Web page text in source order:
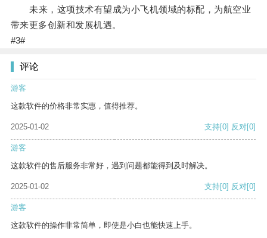
未来，这项技术有望成为小飞机领域的标配，为航空业
带来更多创新和发展机遇。
#3#
评论
游客
这款软件的价格非常实惠，值得推荐。
2025-01-02 支持[0] 反对[0]
游客
这款软件的售后服务非常好，遇到问题都能得到及时解决。
2025-01-02 支持[0] 反对[0]
游客
这款软件的操作非常简单，即使是小白也能快速上手。